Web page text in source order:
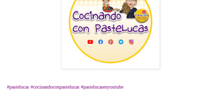
#pastelucas #cocinandoconpastelucas #pastelucasenyoutube